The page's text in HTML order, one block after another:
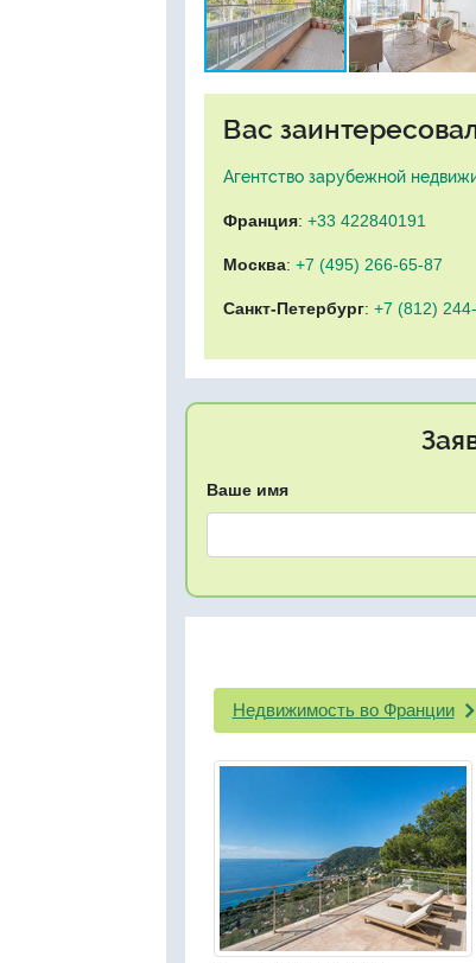
Вас
Агентство зарубежной
Франция: +33 422840191
Москва: +7 (495) 266-65-87
Санкт-Петербург: +7 (812)
Ваше имя
Недвижимость во Франции